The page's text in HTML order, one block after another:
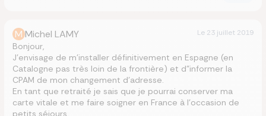
M Michel LAMY Le 23 juillet 2019
Bonjour,
J'envisage de m'installer définitivement en Espagne (en
Catalogne pas très loin de la frontière) et d"informer la
CPAM de mon changement d'adresse.
En tant que retraité je sais que je pourrai conserver ma
carte vitale et me faire soigner en France à l'occasion de
petits séjours.